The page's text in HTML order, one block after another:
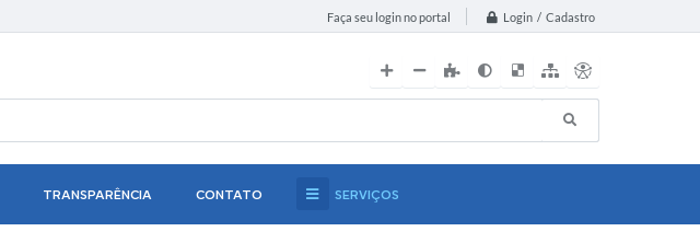
Faça seu login no portal Login / Cadastro
TRANSPARÊNCIA CONTATO SERVIÇOS